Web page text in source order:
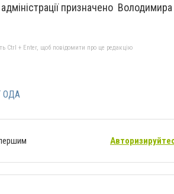
призначено
Ctrl + Enter, щоб повідомити про це редакцію
ОДА